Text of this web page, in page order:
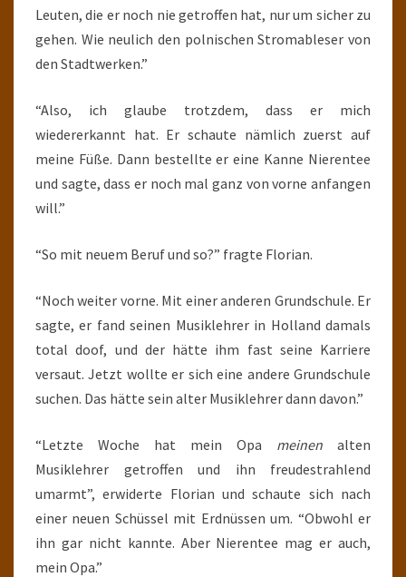
Leuten, die er noch nie getroffen hat, nur um sicher zu
gehen. Wie neulich den polnischen Stromableser von
den Stadtwerken.”
“Also, ich glaube trotzdem, dass er mich
wiedererkannt hat. Er schaute nämlich zuerst auf
meine Füße. Dann bestellte er eine Kanne Nierentee
und sagte, dass er noch mal ganz von vorne anfangen
will.”
“So mit neuem Beruf und so?” fragte Florian.
“Noch weiter vorne. Mit einer anderen Grundschule. Er
sagte, er fand seinen Musiklehrer in Holland damals
total doof, und der hätte ihm fast seine Karriere
versaut. Jetzt wollte er sich eine andere Grundschule
suchen. Das hätte sein alter Musiklehrer dann davon.”
“Letzte Woche hat mein Opa meinen alten
Musiklehrer getroffen und ihn freudestrahlend
umarmt”, erwiderte Florian und schaute sich nach
einer neuen Schüssel mit Erdnüssen um. “Obwohl er
ihn gar nicht kannte. Aber Nierentee mag er auch,
mein Opa.”